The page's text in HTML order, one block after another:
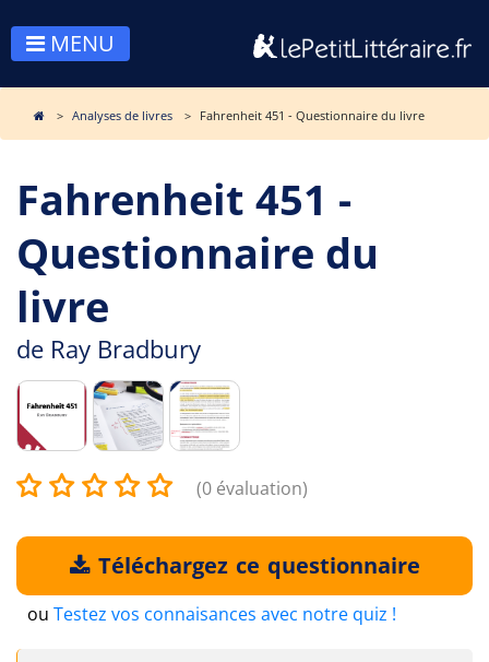
MENU
Analyses de livres Fahrenheit 451 - Questionnaire du livre
Fahrenheit 451 -
Questionnaire du
livre
de Ray Bradbury
(0 évaluation)
Téléchargez ce questionnaire
ou Testez vos connaisances avec notre quiz !